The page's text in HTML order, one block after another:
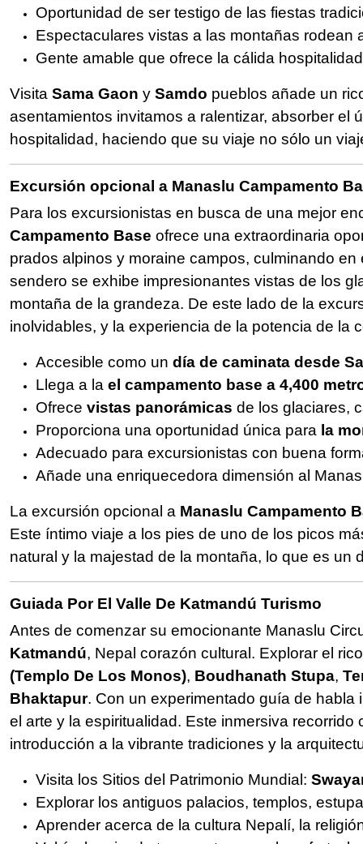
Oportunidad de ser testigo de las fiestas
Espectaculares vistas a las montañas rodean
Gente amable que ofrece la cálida
Visita Sama Gaon y Samdo pueblos añade un
asentamientos invitamos a ralentizar, absorber el
hospitalidad, haciendo que su viaje no sólo un
Excursión opcional a Manaslu Campamento
Para los excursionistas en busca de una mejor
Campamento Base ofrece una extraordinaria
prados alpinos y moraine campos, culminando
sendero se exhibe impresionantes vistas de los
montaña de la grandeza. De este lado de la
inolvidables, y la experiencia de la potencia de la
Accesible como un día de caminata desde
Llega a la el campamento base a 4,400
Ofrece vistas panorámicas de los glaciares,
Proporciona una oportunidad única para la
Adecuado para excursionistas con buena
Añade una enriquecedora dimensión al
La excursión opcional a Manaslu Campamento
Este íntimo viaje a los pies de uno de los picos
natural y la majestad de la montaña, lo que es
Guiada Por El Valle De Katmandú Turismo
Antes de comenzar su emocionante Manaslu
Katmandú, Nepal corazón cultural. Explorar el
(Templo De Los Monos), Boudhanath Stupa,
Bhaktapur. Con un experimentado guía de habla
el arte y la espiritualidad. Este inmersiva
introducción a la vibrante tradiciones y la
Visita los Sitios del Patrimonio Mundial:
Explorar los antiguos palacios, templos,
Aprender acerca de la cultura Nepalí, la